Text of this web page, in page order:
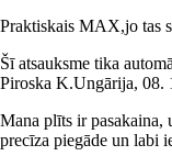
Praktiskais MAX,jo tas
Šī atsauksme tika
Piroska K.Ungārija, 08.
Mana plīts ir pasakaina,
precīza piegāde un labi